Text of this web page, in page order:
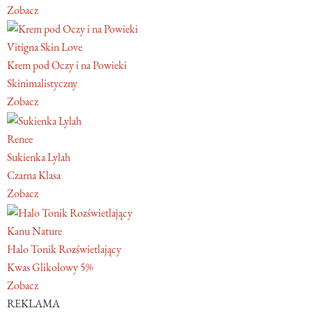
Zobacz
Vitigna Skin Love
Krem pod Oczy i na Powieki
Skinimalistyczny
Zobacz
Renee
Sukienka Lylah
Czarna Klasa
Zobacz
Kanu Nature
Halo Tonik Rozświetlający
Kwas Glikolowy 5%
Zobacz
REKLAMA